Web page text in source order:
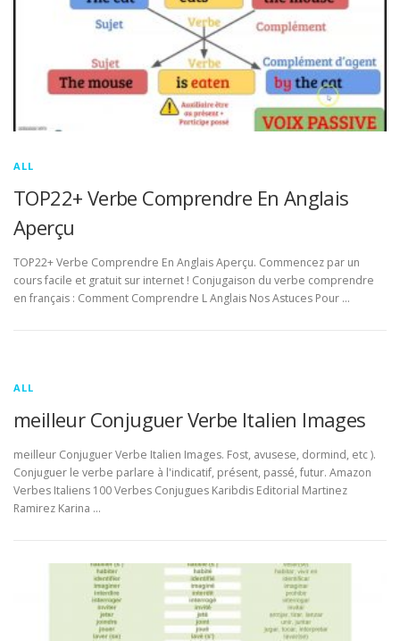
ALL
TOP22+ Verbe Comprendre En Anglais
Aperçu
TOP22+ Verbe Comprendre En Anglais Aperçu. Commencez par un
cours facile et gratuit sur internet ! Conjugaison du verbe comprendre
en français : Comment Comprendre L Anglais Nos Astuces Pour …
ALL
meilleur Conjuguer Verbe Italien Images
meilleur Conjuguer Verbe Italien Images. Fost, avusese, dormind, etc ).
Conjuguer le verbe parlare à l'indicatif, présent, passé, futur. Amazon
Verbes Italiens 100 Verbes Conjugues Karibdis Editorial Martinez
Ramirez Karina …